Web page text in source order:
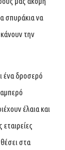
σπυράκια να
την
ένα δροσερό
έλαια και
στα